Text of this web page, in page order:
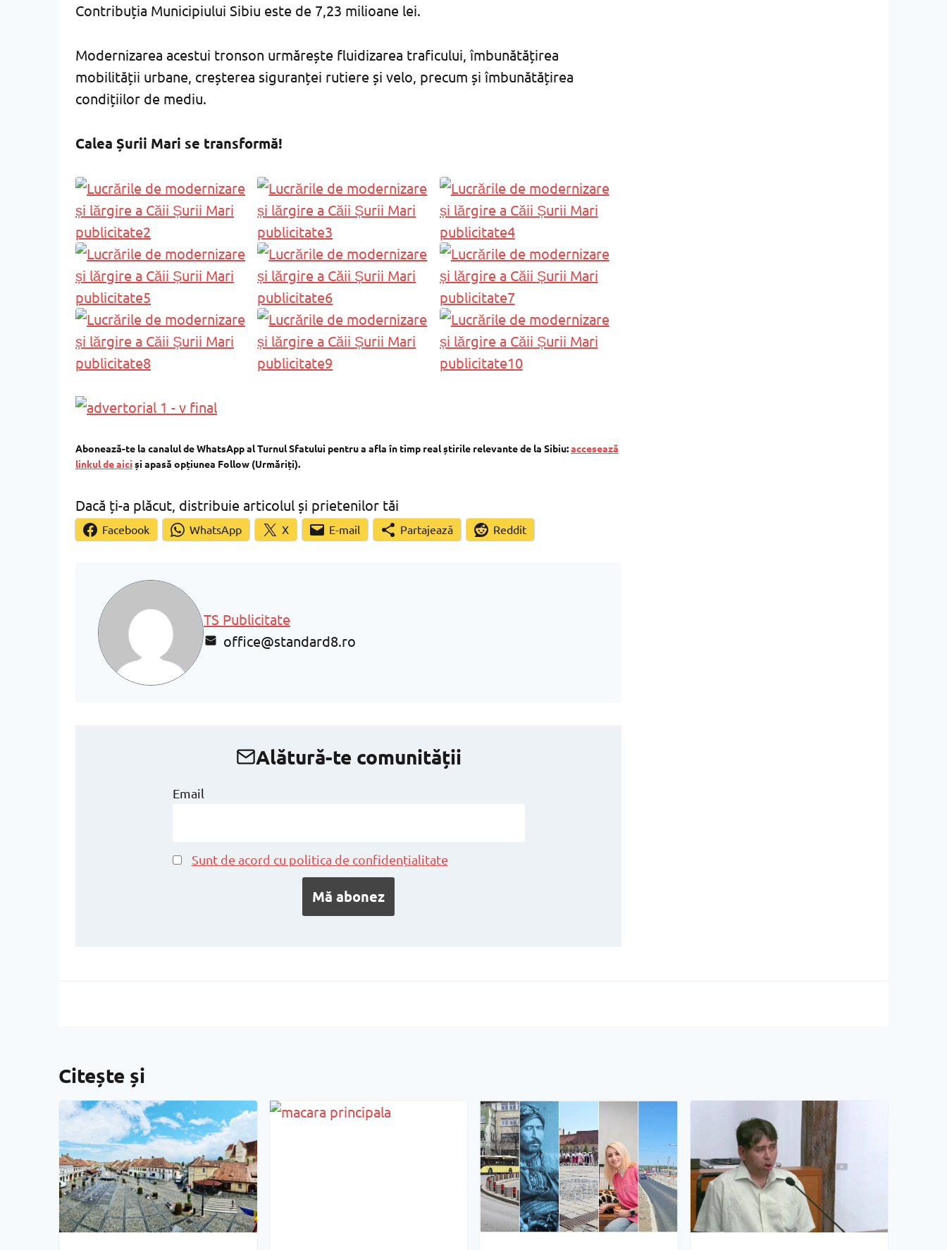
Contribuția Municipiului Sibiu este de 7,23 milioane lei.
Modernizarea acestui tronson urmărește fluidizarea traficului, îmbunătățirea
mobilității urbane, creșterea siguranței rutiere și velo, precum și îmbunătățirea
condițiilor de mediu.
Calea Șurii Mari se transformă!
Abonează-te la canalul de WhatsApp al Turnul Sfatului pentru a afla în timp real știrile relevante de la Sibiu:accesează
linkul de aici și apasă opțiunea Follow (Urmăriți).
Dacă ți-a plăcut, distribuie articolul și prietenilor tăi
Facebook WhatsApp X Partajează Reddit
TS Publicitate
office@standard8.ro
Alătură-te comunității
Email
Sunt de acord cu politica de confidențialitate
Citește și